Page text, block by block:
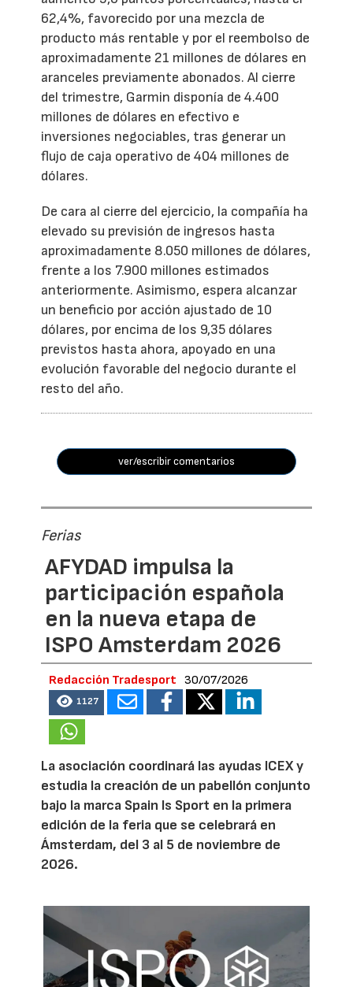
62,4%, favorecido por una mezcla de
producto más rentable y por el reembolso de
aproximadamente 21 millones de dólares en
aranceles previamente abonados. Al cierre
del trimestre, Garmin disponía de 4.400
millones de dólares en efectivo e
inversiones negociables, tras generar un
flujo de caja operativo de 404 millones de
dólares.
De cara al cierre del ejercicio, la compañía ha
elevado su previsión de ingresos hasta
aproximadamente 8.050 millones de dólares,
frente a los 7.900 millones estimados
anteriormente. Asimismo, espera alcanzar
un beneficio por acción ajustado de 10
dólares, por encima de los 9,35 dólares
previstos hasta ahora, apoyado en una
evolución favorable del negocio durante el
resto del año.
ver/escribir comentarios
Ferias
AFYDAD impulsa la
participación española
en la nueva etapa de
ISPO Amsterdam 2026
Redacción Tradesport 30/07/2026
1127
La asociación coordinará las ayudas ICEX y
estudia la creación de un pabellón conjunto
bajo la marca Spain Is Sport en la primera
edición de la feria que se celebrará en
Ámsterdam, del 3 al 5 de noviembre de
2026.